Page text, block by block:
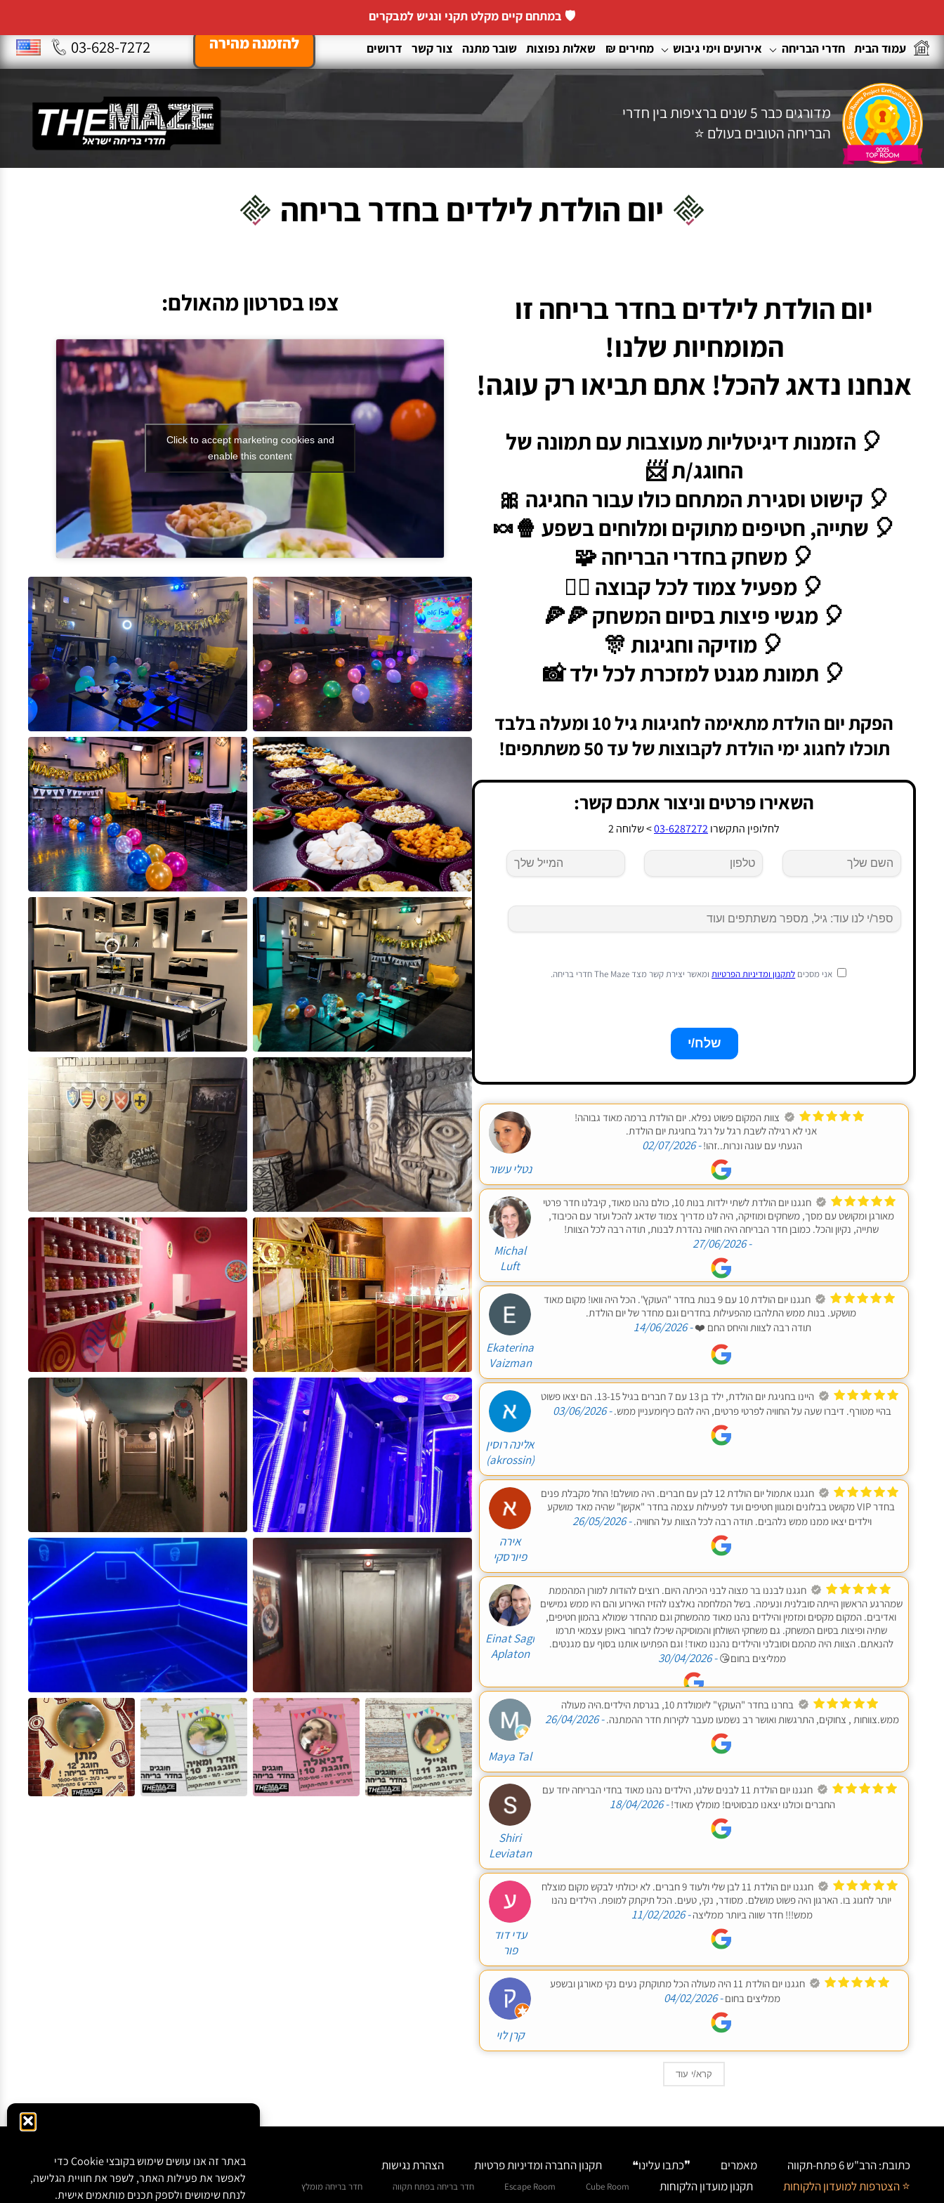
באתר זה אנו עושים שימוש בקובצי Cookie כדי
לאפשר את פעילות האתר, לשפר את חוויית הגלישה,
לנתח שימושים ולספק תכנים מותאמים אישית.
דלג
לתוכן
🛡️ במתחם קיים מקלט תקני ונגיש למבקרים
עמוד הבית חדרי הבריחה אירועים וימי גיבוש מחירים ₪ שאלות נפוצות שובר מתנה צור קשר דרושים להזמנה מהירה 03-628-7272
מדורגים כבר 5 שנים ברציפות בין חדרי
הבריחה הטובים בעולם ⭐
יום הולדת לילדים בחדר בריחה
יום הולדת לילדים בחדר בריחה זו
המומחיות שלנו!
אנחנו נדאג להכל! אתם תביאו רק עוגה!
🎈 הזמנות דיגיטליות מעוצבות עם תמונה של
החוגג/ת 📨
🎈 קישוט וסגירת המתחם כולו עבור החגיגה 🎀
🎈 שתייה, חטיפים מתוקים ומלוחים בשפע 🍿🍬
🎈 משחק בחדרי הבריחה 🧩
🎈 מפעיל צמוד לכל קבוצה 🤸‍♂️
🎈 מגשי פיצות בסיום המשחק 🍕🍕
🎈 מוזיקה וחגיגות 🎊
🎈 תמונת מגנט למזכרת לכל ילד 📸
הפקת יום הולדת מתאימה לחגיגות גיל 10 ומעלה בלבד
תוכלו לחגוג ימי הולדת לקבוצות של עד 50 משתתפים!
השאירו פרטים וניצור אתכם קשר:
לחלופין התקשרו03-6287272> שלוחה 2
אני מסכים לתקנון ומדיניות הפרטיותומאשר יצירת קשר מצד The Maze חדרי בריחה.
נטלי עשור
צוות המקום פשוט נפלא. יום הולדת ברמה מאוד גבוהה!
אני לא רגילה לשבת רגל על רגל בחגיגת יום הולדת.
הגעתי עם עוגה ונרות..זהו!- 02/07/2026
Michal
Luft
חגגנו יום הולדת לשתי ילדות בנות 10, כולם נהנו מאוד, קיבלנו חדר פרטי
מאורגן ומקושט עם מסך, משחקים ומוזיקה, היה לנו מדריך צמוד שדאג להכל ועזר עם הכיבוד,
שתייה, נקיון והכל. כמובן חדר הבריחה היה חוויה נהדרת לבנות, תודה רבה לכל הצוות!
- 27/06/2026
Ekaterina
Vaizman
חגגנו יום הולדת 10 עם 9 בנות בחדר "העוקץ". הכל היה וואו! מקום מאוד
מושקע. בנות ממש התלהבו מהפעילות בחדרים וגם מחדר של יום הולדת.
תודה רבה לצוות והיחס החם ❤️- 14/06/2026
‫אלינה רוסין
(‪akrossin‬‏)‬
היינו בחגיגת יום הולדת, ילד בן 13 עם 7 חברים בגיל 13-15. הם יצאו פשוט
בהיי מטורף. דיברו שעה על החוויה לפרטי פרטים, היה להם כיףומעניין ממש.- 03/06/2026
אירה
פיורסקי
חגגנו אתמול יום הולדת 12 לבן עם חברים. היה מושלם! החל מקבלת פנים
בחדר VIP מקושט בבלונים ומגוון חטיפים ועד לפעילות עצמה בחדר "אקשן" שהיה מאד מושקע
וילדים יצאו ממנו ממש נלהבים. תודה רבה לכל הצוות על החוויה.- 26/05/2026
Einat Sagi
Aplaton
חגגנו לבננו בר מצוה לבני הכיתה היום. רוצים להודות למורן המהממת
שמהרגע הראשון הייתה סובלנית ונעימה. בשל המלחמה נאלצנו להזיז האירוע והם היו ממש גמישים
ואדיבים. המקום מקסים ומזמין והילדים נהנו מאוד מהמשחק וגם מהחדר שמולא בהמון חטיפים,
שתיה ופיצות בסיום המשחק. גם משחקי השולחן והמוסיקה שיכלו לבחור באופן עצמאי תרמו
להנאתם. הצוות היה מהמם וסובלני והילדים נהננו מאוד! וגם הפתיעו אותנו בסוף עם מגנטים.
ממליצים בחום😘- 30/04/2026
Maya Tal
בחרנו בחדר "העוקץ" ליומולדת 10, בגרסת הילדים.היה מעולה
ממש.צווחות , צחוקים, התרגשות ואושר רב נשמעו מעבר לקירות חדר ההמתנה.- 26/04/2026
Shiri
Leviatan
חגגנו יום הולדת 11 לבנים שלנו, הילדים נהנו מאוד בחדי הבריחה יחד עם
החברים וכולנו יצאנו מבסוטים! מומלץ מאוד!- 18/04/2026
עדי דוד
פור
חגגנו יום הולדת 11 לבן שלי ולעוד 9 חברים. לא יכולתי לבקש מקום מוצלח
יותר לחגוג בו. הארגון היה פשוט מושלם. מסודר, נקי, טעים. הכל תיקתק למופת. הילדים נהנו
ממש!!! חדר שווה ביותר ממליצה- 11/02/2026
קרן לוי
חגגנו יום הולדת 11 היה מעולה הכל מתוקתק נעים נקי מאורגן ובשפע
ממליצים בחום- 04/02/2026
קרא/י עוד
צפו בסרטון מהאולם:
Click to accept marketing cookies and
enable this content
כתובת: הרב"ש 6 פתח-תקווה מאמרים ❞כתבו עלינו❝ תקנון החברה ומדיניות פרטיות
הצהרת נגישות
⭐ הצטרפות למועדון הלקוחות
תקנון מועדון הלקוחות Cube Room
Escape Room חדר בריחה בפתח תקווה
חדר בריחה מומלץ